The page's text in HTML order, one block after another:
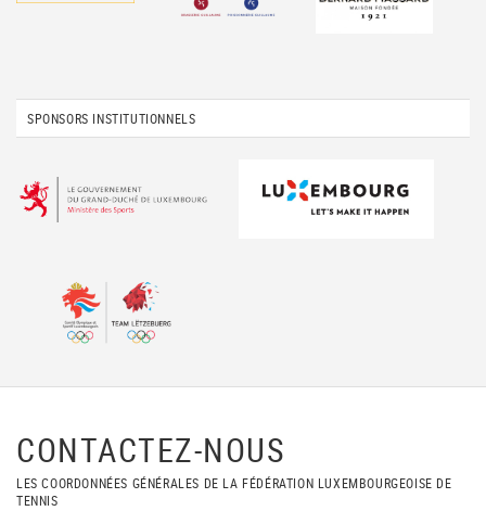
SPONSORS INSTITUTIONNELS
CONTACTEZ-NOUS
LES COORDONNÉES GÉNÉRALES DE LA FÉDÉRATION LUXEMBOURGEOISE DE
TENNIS